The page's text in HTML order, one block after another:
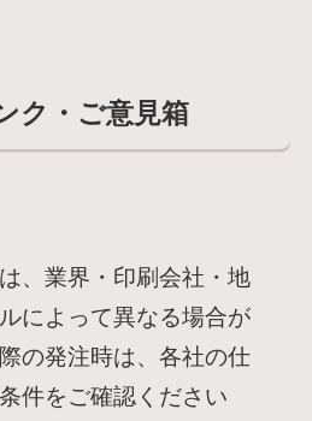
ク・ご意見箱
、業界・印刷会社・地
によって異なる場合が
の発注時は、各社の仕
件をご確認ください